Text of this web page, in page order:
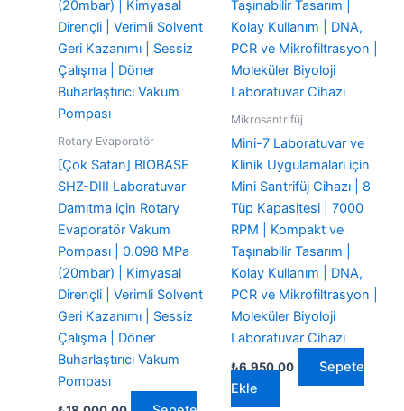
Rotary Evaporatör
[Çok Satan] BIOBASE
SHZ-DIII Laboratuvar
Damıtma için Rotary
Evaporatör Vakum
Pompası | 0.098 MPa
(20mbar) | Kimyasal
Dirençli | Verimli Solvent
Geri Kazanımı | Sessiz
Çalışma | Döner
Buharlaştırıcı Vakum
Pompası
Mikrosantrifüj
Mini-7 Laboratuvar ve
Klinik Uygulamaları için
Mini Santrifüj Cihazı | 8
Tüp Kapasitesi | 7000
RPM | Kompakt ve
Taşınabilir Tasarım |
Kolay Kullanım | DNA,
PCR ve Mikrofiltrasyon |
Moleküler Biyoloji
Laboratuvar Cihazı
₺6.950,00
Sepete
Ekle